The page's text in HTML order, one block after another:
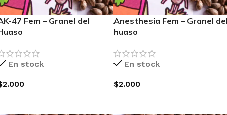
47 Fem – Granel del
En stock
2.000
Anesthesia Fem – Granel
huaso
En stock
$2.000